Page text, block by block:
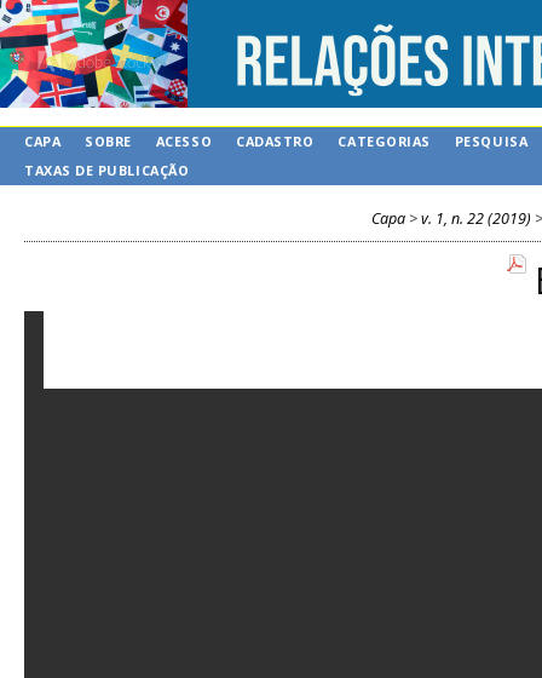
CAPA SOBRE ACESSO CADASTRO CATEGORIAS
PESQUISA
TAXAS DE PUBLICAÇÃO
Capa>v. 1, n. 22 (2019)